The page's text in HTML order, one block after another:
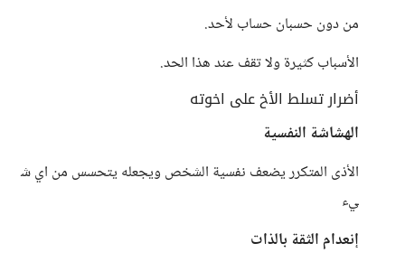
من دون حسبان حساب لأحد.
الأسباب كثيرة ولا تقف عند هذا الحد.
أضرار تسلط الأخ على اخوته
الهشاشة النفسية
الأذى المتكرر يضعف نفسية الشخص ويجعله يتحسس من اي ش
يء
إنعدام الثقة بالذات